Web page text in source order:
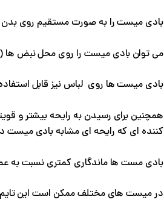
بادی میست را به صورت مستقیم روی بدن
می توان بادی میست را روی محل نبض ها
بادی میست ها روی لباس نیز قابل
همچنین برای رسیدن به رایحه بیشتر و
کننده ای که رایحه ای مشابه بادی میست
بادی مست ها ماندگاری کمتری نسبت به
در میست های مختلف ممکن است این تایم